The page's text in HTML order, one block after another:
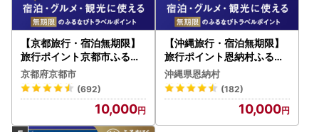
【京都旅行・宿泊無期限】
旅行ポイント京都市ふるな
びトラベルポイント
京都府京都市
(692)
10,000
【沖縄旅行・宿泊無期限】
旅行ポイント恩納村ふるな
びトラベルポイント
沖縄県恩納村
(182)
10,000